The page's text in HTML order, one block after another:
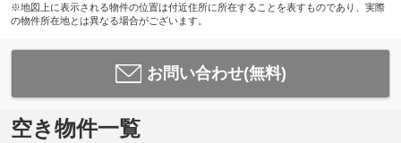
※地図上に表示される物件の位置は付近住所に所在することを表すものであり、実際
の物件所在地とは異なる場合がございます。
お問い合わせ(無料)
空き物件一覧